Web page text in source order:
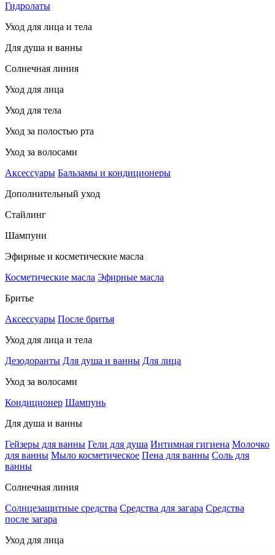
Гидролаты
Уход для лица и тела
Для душа и ванны
Солнечная линия
Уход для лица
Уход для тела
Уход за полостью рта
Уход за волосами
Аксессуары Бальзамы и кондиционеры
Дополнительный уход
Стайлинг
Шампуни
Эфирные и косметические масла
Косметические масла Эфирные масла
Бритье
Аксессуары После бритья
Уход для лица и тела
Дезодоранты Для душа и ванны Для лица
Уход за волосами
Кондиционер Шампунь
Для душа и ванны
Гейзеры для ванны Гели для душа Интимная гигиена Молочко
для ванны Мыло косметическое Пена для ванны Соль для
ванны
Солнечная линия
Солнцезащитные средства Средства для загара Средства
после загара
Уход для лица